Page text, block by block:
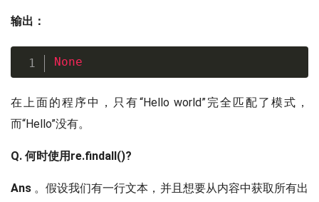
输出：
None
在上面的程序中，只有“Hello world”完全匹配了模式，
而“Hello”没有。
Q. 何时使用re.findall()?
Ans 。假设我们有一行文本，并且想要从内容中获取所有出